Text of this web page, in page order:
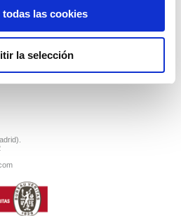
las cookies
la selección